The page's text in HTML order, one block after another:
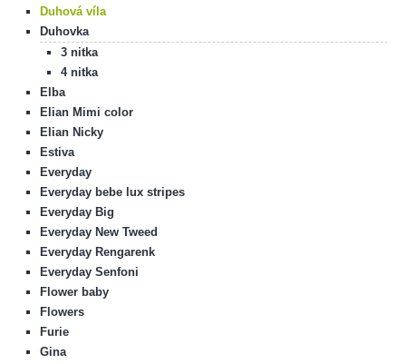
Duhová víla
Duhovka
3 nitka
4 nitka
Elba
Elian Mimi color
Elian Nicky
Estiva
Everyday
Everyday bebe lux stripes
Everyday Big
Everyday New Tweed
Everyday Rengarenk
Everyday Senfoni
Flower baby
Flowers
Furie
Gina